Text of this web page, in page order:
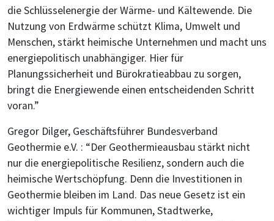
die Schlüsselenergie der Wärme- und Kältewende. Die
Nutzung von Erdwärme schützt Klima, Umwelt und
Menschen, stärkt heimische Unternehmen und macht uns
energiepolitisch unabhängiger. Hier für
Planungssicherheit und Bürokratieabbau zu sorgen,
bringt die Energiewende einen entscheidenden Schritt
voran.”
Gregor Dilger, Geschäftsführer Bundesverband
Geothermie e.V. : “Der Geothermieausbau stärkt nicht
nur die energiepolitische Resilienz, sondern auch die
heimische Wertschöpfung. Denn die Investitionen in
Geothermie bleiben im Land. Das neue Gesetz ist ein
wichtiger Impuls für Kommunen, Stadtwerke,